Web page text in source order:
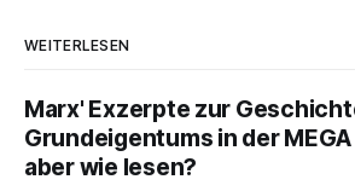
WEITERLESEN
Marx' Exzerpte zur
Grundeigentums in der
aber wie lesen?